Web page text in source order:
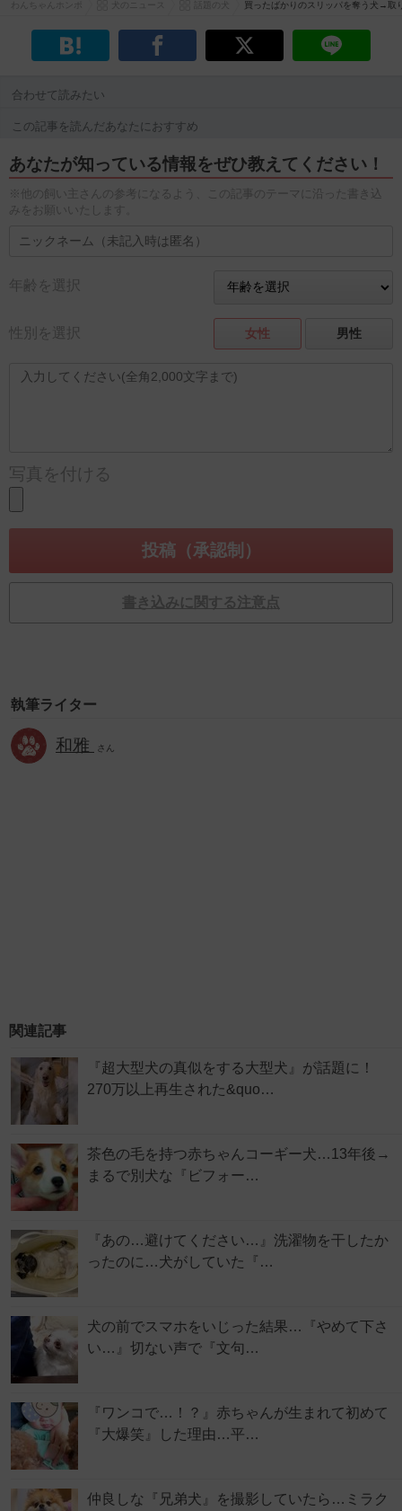
買ったばかりのスリッパを奪う犬→取
合わせて読みたい
この記事を読んだあなたにおすすめ
あなたが知っている情報をぜひ教えてください！
※他の飼い主さんの参考になるよう、この記事のテーマに沿った書き込
みをお願いいたします。
年齢を選択
性別を選択 女性 男性
写真を付ける
書き込みに関する注意点
執筆ライター
和雅 さん
関連記事
『超大型犬の真似をする大型犬』が話題に！
270万以上再生された&quo…
茶色の毛を持つ赤ちゃんコーギー犬…13年後→
まるで別犬な『ビフォー…
『あの…避けてください…』洗濯物を干したか
ったのに…犬がしていた『…
犬の前でスマホをいじった結果…『やめて下さ
い…』切ない声で『文句…
『ワンコで…！？』赤ちゃんが生まれて初めて
『大爆笑』した理由…平…
仲良しな『兄弟犬』を撮影していたら…ミラク